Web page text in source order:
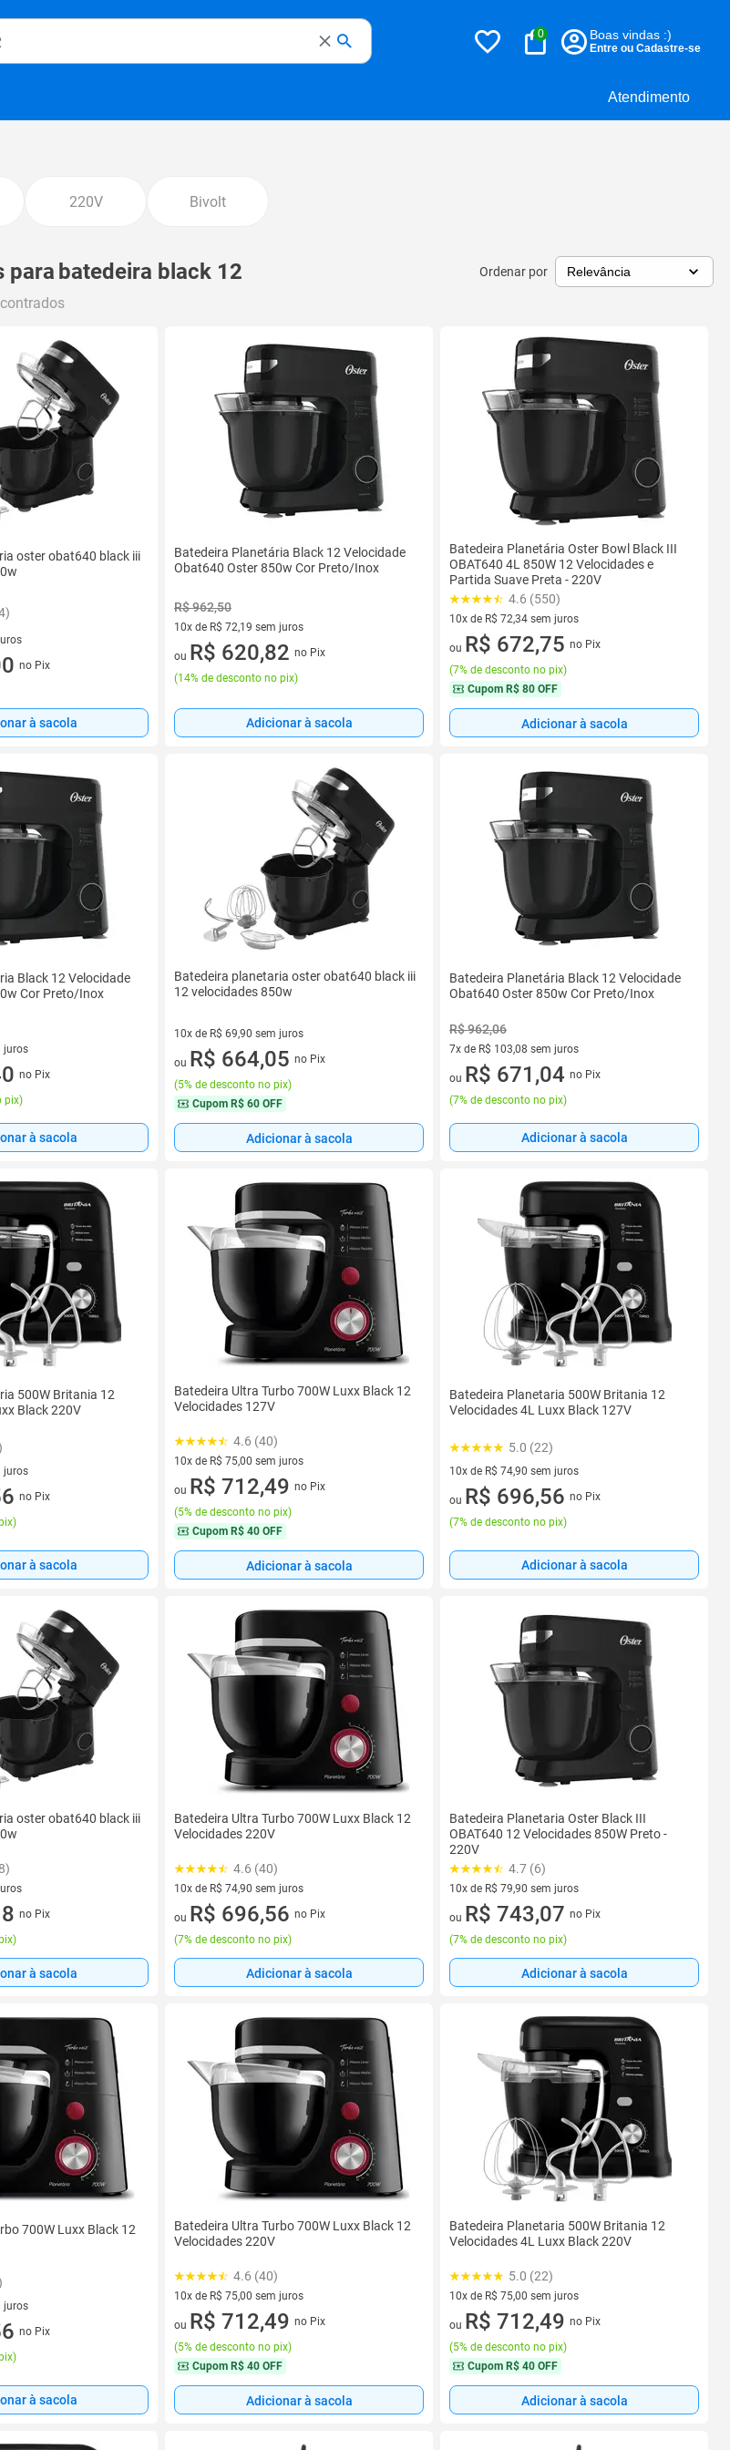
Atendimento
0 Boas vindas :)
Entre ou Cadastre-se
220V Bivolt
para batedeira black 12 Ordenar por
oster obat640 black iii
jurosno Pix
à sacola
Batedeira Planetária Black 12 Velocidade
Obat640 Oster 850w Cor Preto/Inox
R$ 962,50
10x de R$ 72,19 sem juros
10 vez de R$ 72,19 sem juros
ou R$ 620,82 no Pix
(14% de desconto no pix)
Adicionar à sacola
Batedeira Planetária Oster Bowl Black III
OBAT640 4L 850W 12 Velocidades e
Partida Suave Preta - 220V
4.6 (550)
10x de R$ 72,34 sem juros
10 vez de R$ 72,34 sem juros
ou R$ 672,75 no Pix
(7% de desconto no pix)
Cupom R$ 80 OFF
Adicionar à sacola
Black 12 Velocidade
Cor Preto/Inox
juros
juros
no Pix
pix)
à sacola
Batedeira planetaria oster obat640 black iii
12 velocidades 850w
10x de R$ 69,90 sem juros
10 vez de R$ 69,90 sem juros
ou R$ 664,05 no Pix
(5% de desconto no pix)
Cupom R$ 60 OFF
Adicionar à sacola
Batedeira Planetária Black 12 Velocidade
Obat640 Oster 850w Cor Preto/Inox
R$ 962,06
7x de R$ 103,08 sem juros
7 vez de R$ 103,08 sem juros
ou R$ 671,04 no Pix
(7% de desconto no pix)
Adicionar à sacola
500W Britania 12
Black 220V
juros
juros
no Pix
)
à sacola
Batedeira Ultra Turbo 700W Luxx Black 12
Velocidades 127V
4.6 (40)
10x de R$ 75,00 sem juros
10 vez de R$ 75,00 sem juros
ou R$ 712,49 no Pix
(5% de desconto no pix)
Cupom R$ 40 OFF
Adicionar à sacola
Batedeira Planetaria 500W Britania 12
Velocidades 4L Luxx Black 127V
5.0 (22)
10x de R$ 74,90 sem juros
10 vez de R$ 74,90 sem juros
ou R$ 696,56 no Pix
(7% de desconto no pix)
Adicionar à sacola
oster obat640 black iii
jurosno Pix
)
à sacola
Batedeira Ultra Turbo 700W Luxx Black 12
Velocidades 220V
4.6 (40)
10x de R$ 74,90 sem juros
10 vez de R$ 74,90 sem juros
ou R$ 696,56 no Pix
(7% de desconto no pix)
Adicionar à sacola
Batedeira Planetaria Oster Black III
OBAT640 12 Velocidades 850W Preto -
220V
4.7 (6)
10x de R$ 79,90 sem juros
10 vez de R$ 79,90 sem juros
ou R$ 743,07 no Pix
(7% de desconto no pix)
Adicionar à sacola
700W Luxx Black 12
juros
juros
no Pix
)
à sacola
Batedeira Ultra Turbo 700W Luxx Black 12
Velocidades 220V
4.6 (40)
10x de R$ 75,00 sem juros
10 vez de R$ 75,00 sem juros
ou R$ 712,49 no Pix
(5% de desconto no pix)
Cupom R$ 40 OFF
Adicionar à sacola
Batedeira Planetaria 500W Britania 12
Velocidades 4L Luxx Black 220V
5.0 (22)
10x de R$ 75,00 sem juros
10 vez de R$ 75,00 sem juros
ou R$ 712,49 no Pix
(5% de desconto no pix)
Cupom R$ 40 OFF
Adicionar à sacola